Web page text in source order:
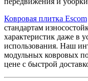
Ковровая плитка Escom
стандартам
характеристик даже в
использования. Наш
модульных ковровых
цене с быстрой